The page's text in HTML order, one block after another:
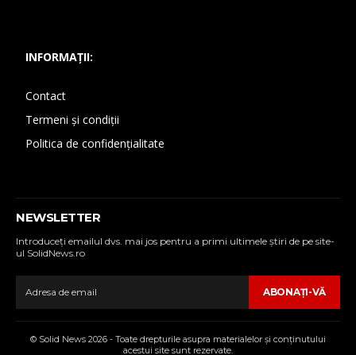
INFORMAȚII:
Contact
Termeni și condiții
Politica de confidențialitate
NEWSLETTER
Introduceţi emailul dvs. mai jos pentru a primi ultimele ştiri de pe site-
ul SolidNews.ro
ABONAŢI-VĂ
© Solid News 2026 - Toate drepturile asupra materialelor şi conţinutului
acestui site sunt rezervate.